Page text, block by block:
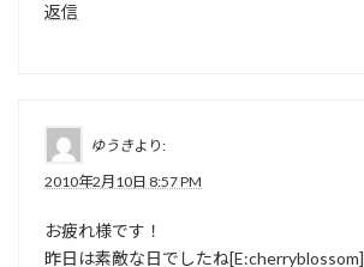
返信
ゆうきより:
2010年2月10日 8:57 PM
お疲れ様です！
昨日は素敵な日でしたね[E:cherryblossom]